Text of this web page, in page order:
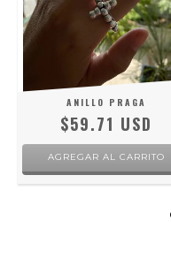
ANILLO PRAGA
$59.71 USD
AGREGAR AL CARRITO